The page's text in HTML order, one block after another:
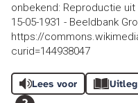
onbekend: Reproductie
15-05-1931 - Beeldbank
https://
curid=144938047
Lees voor